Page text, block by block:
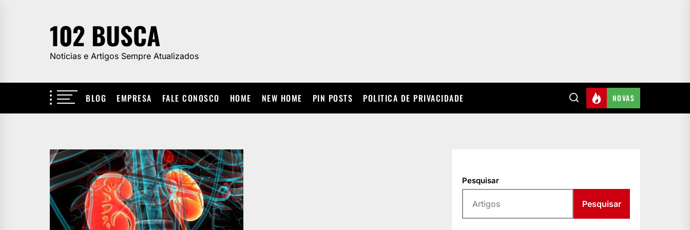
102 BUSCA
Notícias e Artigos Sempre Atualizados
BLOG EMPRESA FALE CONOSCO HOME NEW HOME PIN POSTS POLITICA DE PRIVACIDADE NOVAS
Pesquisar
Pesquisar